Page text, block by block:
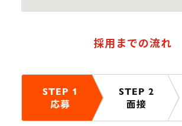
採用までの流れ
STEP 1
応募
STEP 2
面接